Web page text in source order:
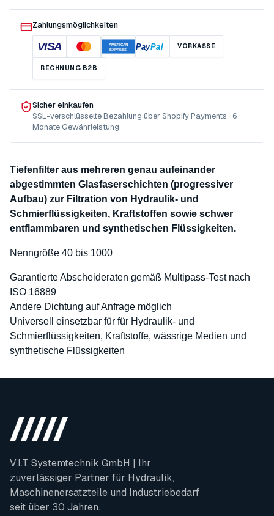
Zahlungsmöglichkeiten
VISA
AMERICAN
EXPRESS
PayPal VORKASSE
RECHNUNG B2B
Sicher einkaufen
SSL-verschlüsselte Bezahlung über Shopify Payments · 6
Monate Gewährleistung
Tiefenfilter aus mehreren genau aufeinander
abgestimmten Glasfaserschichten (progressiver
Aufbau) zur Filtration von Hydraulik- und
Schmierflüssigkeiten, Kraftstoffen sowie schwer
entflammbaren und synthetischen Flüssigkeiten.
Nenngröße 40 bis 1000
Garantierte Abscheideraten gemäß Multipass-Test nach
ISO 16889
Andere Dichtung auf Anfrage möglich
Universell einsetzbar für für Hydraulik- und
Schmierflüssigkeiten, Kraftstoffe, wässrige Medien und
synthetische Flüssigkeiten
V.I.T. Systemtechnik GmbH | Ihr
zuverlässiger Partner für Hydraulik,
Maschinenersatzteile und Industriebedarf
seit über 30 Jahren.